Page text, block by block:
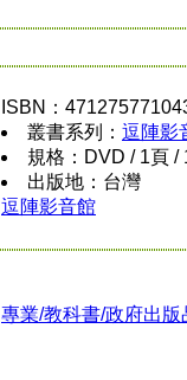
ISBN：
叢書系列： 逗陣影
規格：DVD / 1頁 /
出版地：台灣
逗陣影音館
專業/教科書/政府出版